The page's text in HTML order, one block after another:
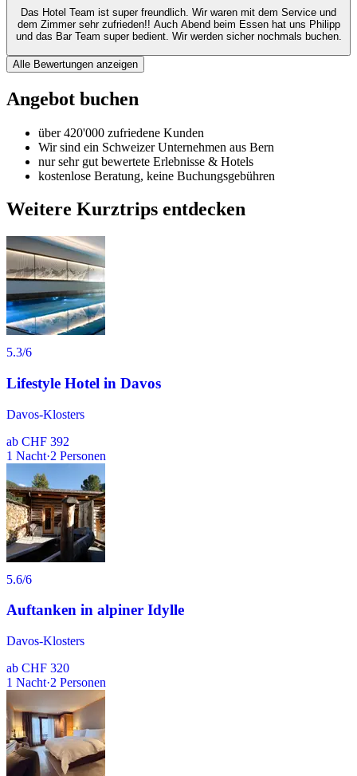
Das Hotel Team ist super freundlich. Wir waren mit dem Service und
dem Zimmer sehr zufrieden!! Auch Abend beim Essen hat uns Philipp
und das Bar Team super bedient. Wir werden sicher nochmals buchen.
Alle Bewertungen anzeigen
Angebot buchen
über 420'000 zufriedene Kunden
Wir sind ein Schweizer Unternehmen aus Bern
nur sehr gut bewertete Erlebnisse & Hotels
kostenlose Beratung, keine Buchungsgebühren
Weitere Kurztrips entdecken
5.3/6
Lifestyle Hotel in Davos
Davos-Klosters
ab CHF 392
1 Nacht·2 Personen
5.6/6
Auftanken in alpiner Idylle
Davos-Klosters
ab CHF 320
1 Nacht·2 Personen